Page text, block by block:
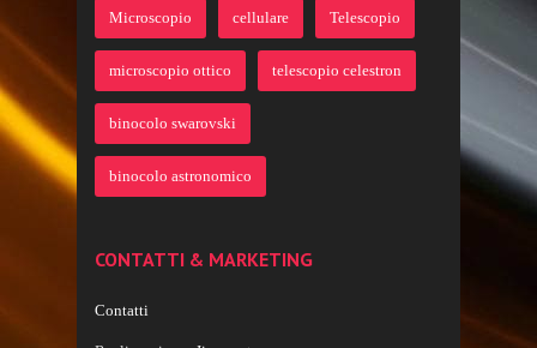
Microscopio cellulare Telescopio
microscopio ottico telescopio celestron
binocolo swarovski
binocolo astronomico
CONTATTI & MARKETING
Contatti